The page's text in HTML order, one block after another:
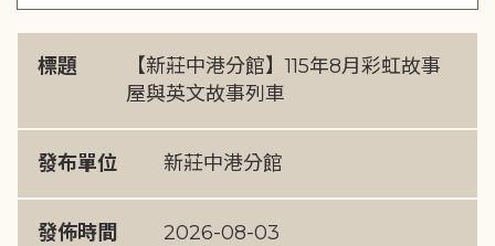
標題
【新莊中港分館】115年8月彩虹故事
屋與英文故事列車
發布單位 新莊中港分館
發佈時間 2026-08-03